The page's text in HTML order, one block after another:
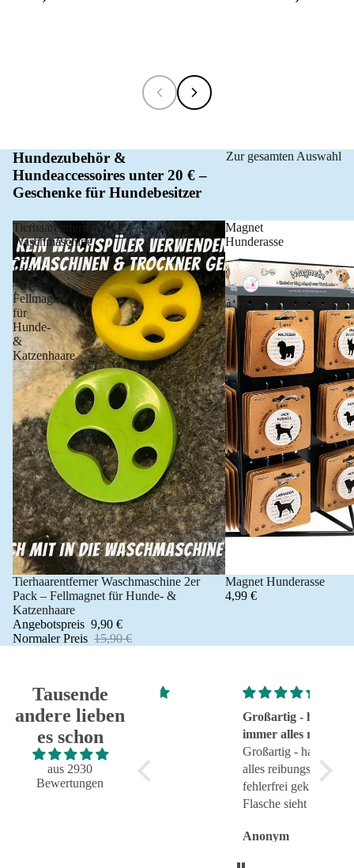
Hundezubehör &
Hundeaccessoires unter 20 € –
Geschenke für Hundebesitzer
Zur gesamten Auswahl
Tierhaarentferner
Waschmaschine
2er
Pack
–
Fellmagnet
für
Hunde-
&
Katzenhaare
Angebot 🐾
Tierhaarentferner Waschmaschine 2er
Pack – Fellmagnet für Hunde- &
Katzenhaare
Angebotspreis 9,90 €
Normaler Preis 15,90 €
Magnet
Hunderasse
Magnet Hunderasse
4,99 €
Tausende
andere lieben
es schon
aus 2930
Bewertungen
Super!
Super!
Großartig - hat wie
immer alles reibungslos
und fehlerfrei geklappt
Großartig - hat wie immer
alles reibungslos und
fehlerfrei geklappt.
Flasche sieht toll aus.